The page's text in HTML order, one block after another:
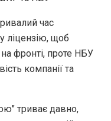
час
ліцензію, щоб
фронті, проте НБУ
компанії та
триває давно,